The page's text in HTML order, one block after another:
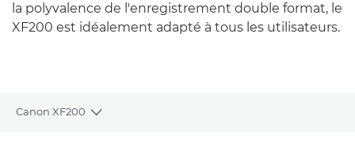
la polyvalence de l'enregistrement double format, le
XF200 est idéalement adapté à tous les utilisateurs.
Canon XF200
Toggle breadcrumbs